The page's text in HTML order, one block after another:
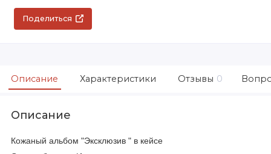
Поделиться
Описание Характеристики Отзывы 0
Описание
Кожаный альбом "Эксклюзив " в кейсе